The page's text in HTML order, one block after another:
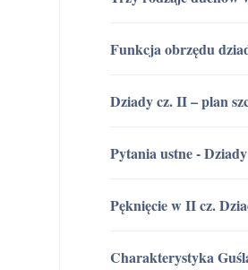
Funkcja obrzędu
Dziady cz. II – plan
Pytania ustne -
Pęknięcie w II cz.
Charakterystyka